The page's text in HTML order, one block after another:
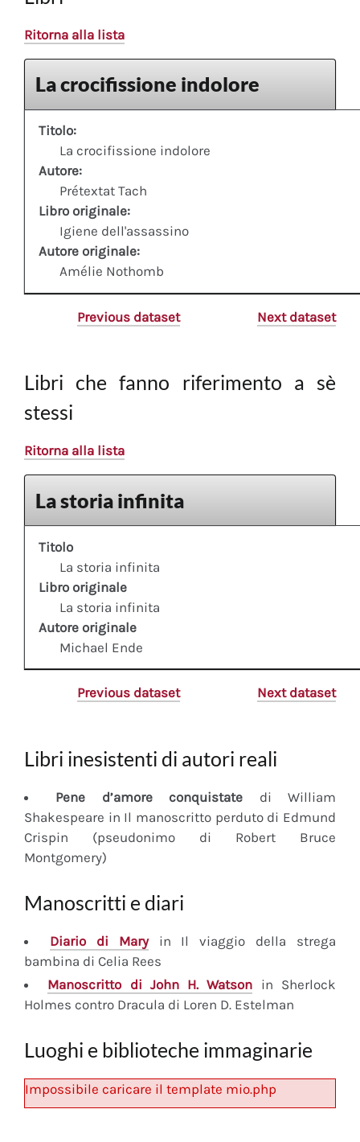
Ritorna alla lista
La crocifissione indolore
Titolo:
La crocifissione indolore
Autore:
Prétextat Tach
Libro originale:
Igiene dell'assassino
Autore originale:
Amélie Nothomb
Previous dataset Next dataset
Libri che fanno riferimento a sè
stessi
Ritorna alla lista
La storia infinita
Titolo
La storia infinita
Libro originale
La storia infinita
Autore originale
Michael Ende
Previous dataset Next dataset
Libri inesistenti di autori reali
Pene d’amore conquistate di William
Shakespeare in Il manoscritto perduto di Edmund
Crispin (pseudonimo di Robert Bruce
Montgomery)
Manoscritti e diari
Diariodi Maryin Il viaggio della strega
bambina di Celia Rees
Manoscritto di John H. Watson in Sherlock
Holmes contro Dracula di Loren D. Estelman
Luoghi e biblioteche immaginarie
Impossibile caricare il template mio.php